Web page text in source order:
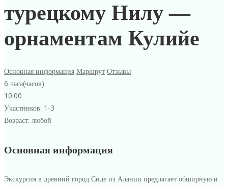
турецкому Нилу —
орнаментам Кулийе
Основная информация Маршрут Отзывы
6 часа(часов)
10:00
Участников: 1-3
Возраст: любой
По
древнему
Основная информация
Экскурсия в древний город Сиде из Алании предлагает обширную и